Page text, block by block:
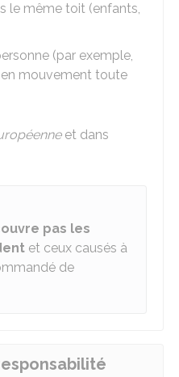
le même toit (enfants,
(par exemple,
mouvement toute
et dans
pas les
et ceux causés à
de